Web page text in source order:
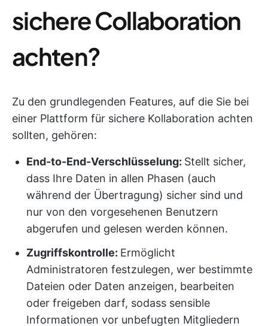
sichere Collaboration
achten?
Zu den grundlegenden Features, auf die Sie bei
einer Plattform für sichere Kollaboration achten
sollten, gehören:
End-to-End-Verschlüsselung: Stellt sicher,
dass Ihre Daten in allen Phasen (auch
während der Übertragung) sicher sind und
nur von den vorgesehenen Benutzern
abgerufen und gelesen werden können.
Zugriffskontrolle: Ermöglicht
Administratoren festzulegen, wer bestimmte
Dateien oder Daten anzeigen, bearbeiten
oder freigeben darf, sodass sensible
Informationen vor unbefugten Mitgliedern